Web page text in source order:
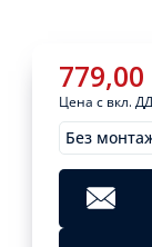
779,00
Цена с вкл.
Без
Монтажи
779,00€/